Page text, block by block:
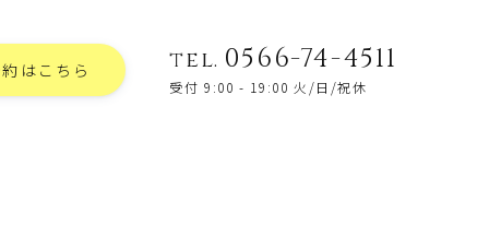
はこちら tel. 0566-74-4511
受付 9:00 - 19:00 火/日/祝休